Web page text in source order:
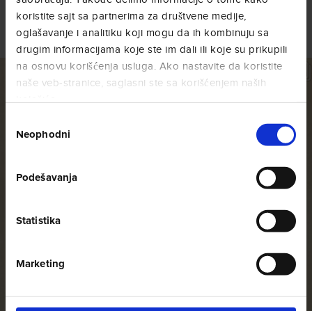
koristite sajt sa partnerima za društvene medije,
oglašavanje i analitiku koji mogu da ih kombinuju sa
drugim informacijama koje ste im dali ili koje su prikupili
na osnovu korišćenja usluga. Ako nastavite da koristite
naše veb-stranice, saglasni ste sa korišćenjem naših
сагласности
Neophodni
Podešavanja
Statistika
Marketing
@amigoscaffe